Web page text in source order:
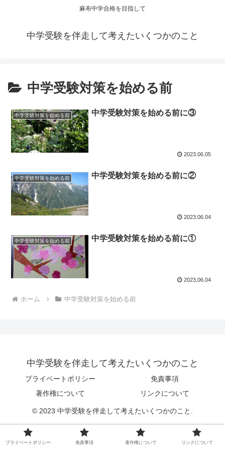
麻布中学合格を目指して
中学受験を伴走して考えたいくつかのこと
中学受験対策を始める前
中学受験対策を始める前 中学受験対策を始める前に③
2023.06.05
中学受験対策を始める前 中学受験対策を始める前に②
2023.06.04
中学受験対策を始める前 中学受験対策を始める前に①
2023.06.04
ホーム 中学受験対策を始める前
中学受験を伴走して考えたいくつかのこと
プライベートポリシー
免責事項
著作権について
リンクについて
© 2023 中学受験を伴走して考えたいくつかのこと.
プライベートポリシー 免責事項 著作権について リンクについて